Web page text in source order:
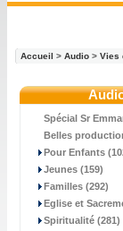
Accueil > Audio > Vies
Spécial Sr
Belles
Pour Enfants
Jeunes (159)
Familles (292)
Eglise et
Spiritualité (281)